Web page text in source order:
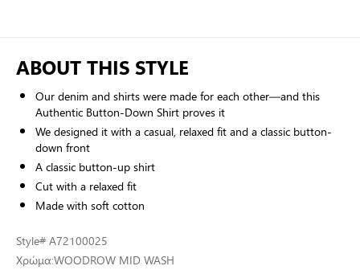
ABOUT THIS STYLE
Our denim and shirts were made for each other—and this
Authentic Button-Down Shirt proves it
We designed it with a casual, relaxed fit and a classic button-
down front
A classic button-up shirt
Cut with a relaxed fit
Made with soft cotton
Style# A72100025
Χρώμα:WOODROW MID WASH